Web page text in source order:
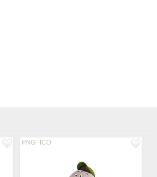
PNG ICO